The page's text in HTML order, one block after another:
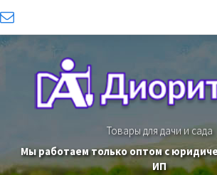
Товары для дачи и сада
Мы работаем только оптом с
ИП